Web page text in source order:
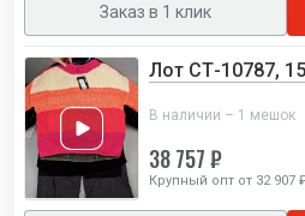
Заказ в 1 клик
Лот СТ-10787,
В наличии – 1 мешок
38 757 ₽
Крупный опт от 32 907